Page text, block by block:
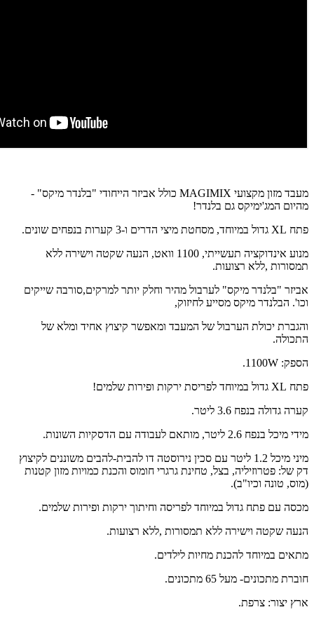
מעבד מזון מקצועי MAGIMIX כולל אביזר הייחודי "בלנדר מיקס" -
מהיום המג'ימיקס גם בלנדר!
פתח XL גדול במיוחד, מסחטת מיצי הדרים ו-3 קערות בנפחים שונים.
מנוע אינדוקציה תעשייתי, 1100 וואט, הנעה שקטה וישירה ללא
תמסורות ,ללא רצועות.
אביזר "בלנדר מיקס" לערבול מהיר וחלק יותר למרקים,סורבה שייקים
וכו'. הבלנדר מיקס מסייע לחיזוק,
והגברת יכולת הערבול של המעבד ומאפשר קיצוץ אחיד ומלא של
התכולה.
הספק: 1100W.
פתח XL גדול במיוחד לפריסת ירקות ופירות שלמים!
קערה גדולה בנפח 3.6 ליטר.
מידי מיכל בנפח 2.6 ליטר, מותאם לעבודה עם הדסקיות השונות.
מיני מיכל 1.2 ליטר עם סכין נירוסטה דו להבית-להבים משוננים לקיצוץ
דק של: פטרוזיליה, בצל, טחינת גרגרי חומוס והכנת כמויות מזון קטנות
(מוס, טונה וכיו"ב).
מכסה עם פתח גדול במיוחד לפריסה וחיתוך ירקות ופירות שלמים.
הנעה שקטה וישירה ללא תמסורות ,ללא רצועות.
מתאים במיוחד להכנת מחיות לילדים.
חוברת מתכונים- מעל 65 מתכונים.
ארץ יצור: צרפת.